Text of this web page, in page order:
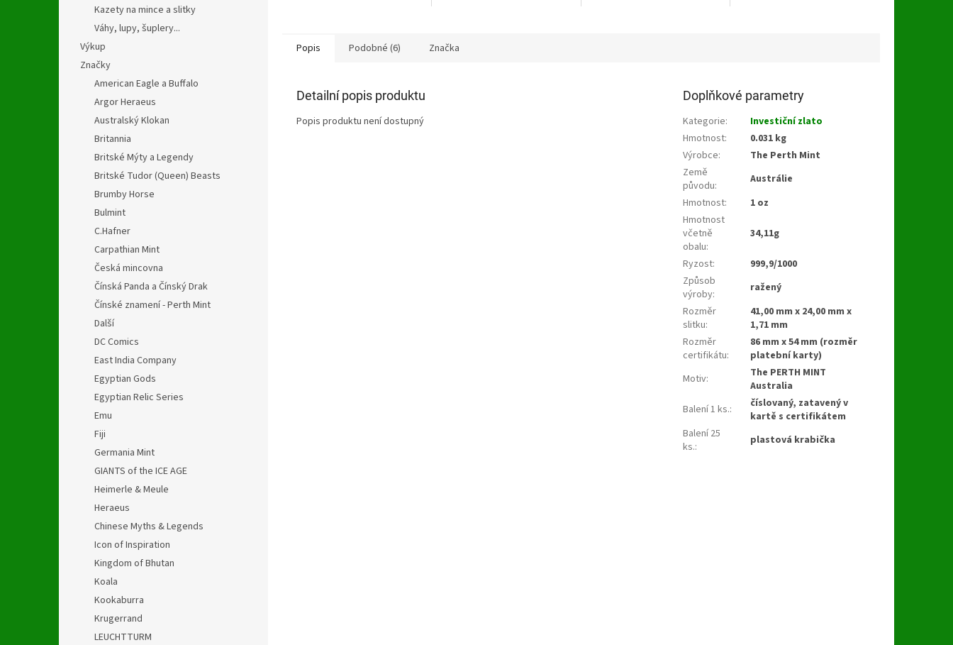
Kazety na mince a slitky
Váhy, lupy, šuplery...
Výkup
Značky
American Eagle a Buffalo
Argor Heraeus
Australský Klokan
Britannia
Britské Mýty a Legendy
Britské Tudor (Queen) Beasts
Brumby Horse
Bulmint
C.Hafner
Carpathian Mint
Česká mincovna
Čínská Panda a Čínský Drak
Čínské znamení - Perth Mint
Další
DC Comics
East India Company
Egyptian Gods
Egyptian Relic Series
Emu
Fiji
Germania Mint
GIANTS of the ICE AGE
Heimerle & Meule
Heraeus
Chinese Myths & Legends
Icon of Inspiration
Kingdom of Bhutan
Koala
Kookaburra
Krugerrand
LEUCHTTURM
Popis Podobné (6) Značka
Detailní popis produktu
Popis produktu není dostupný
Doplňkové parametry
Kategorie:
Investiční zlato
Hmotnost:
0.031 kg
Výrobce:
The Perth Mint
Země
původu:
Austrálie
Hmotnost:
1 oz
Hmotnost
včetně
obalu:
34,11g
Ryzost:
999,9/1000
Způsob
výroby:
ražený
Rozměr
slitku:
41,00 mm x 24,00 mm x
1,71 mm
Rozměr
certifikátu:
86 mm x 54 mm (rozměr
platební karty)
Motiv:
The PERTH MINT
Australia
Balení 1 ks.:
číslovaný, zatavený v
kartě s certifikátem
Balení 25
ks.: plastová krabička